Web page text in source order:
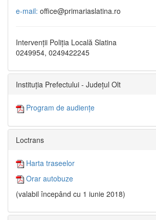
e-mail: office@primariaslatina.ro
Intervenții Poliția Locală Slatina
0249954, 0249422245
Instituția Prefectului - Județul Olt
Program de audiențe
Loctrans
Harta traseelor
Orar autobuze
(valabil începând cu 1 iunie 2018)